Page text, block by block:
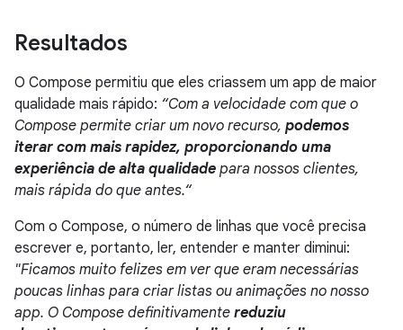
Resultados
O Compose permitiu que eles criassem um app de maior
qualidade mais rápido: “Com a velocidade com que o
Compose permite criar um novo recurso, podemos
iterar com mais rapidez, proporcionando uma
experiência de alta qualidade para nossos clientes,
mais rápida do que antes.“
Com o Compose, o número de linhas que você precisa
escrever e, portanto, ler, entender e manter diminui:
"Ficamos muito felizes em ver que eram necessárias
poucas linhas para criar listas ou animações no nosso
app. O Compose definitivamente reduziu